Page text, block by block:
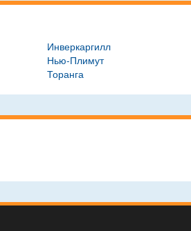
Инверкаргилл
Нью-Плимут
Торанга